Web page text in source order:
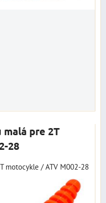
pre 2T
28
motocykle / ATV M002-28